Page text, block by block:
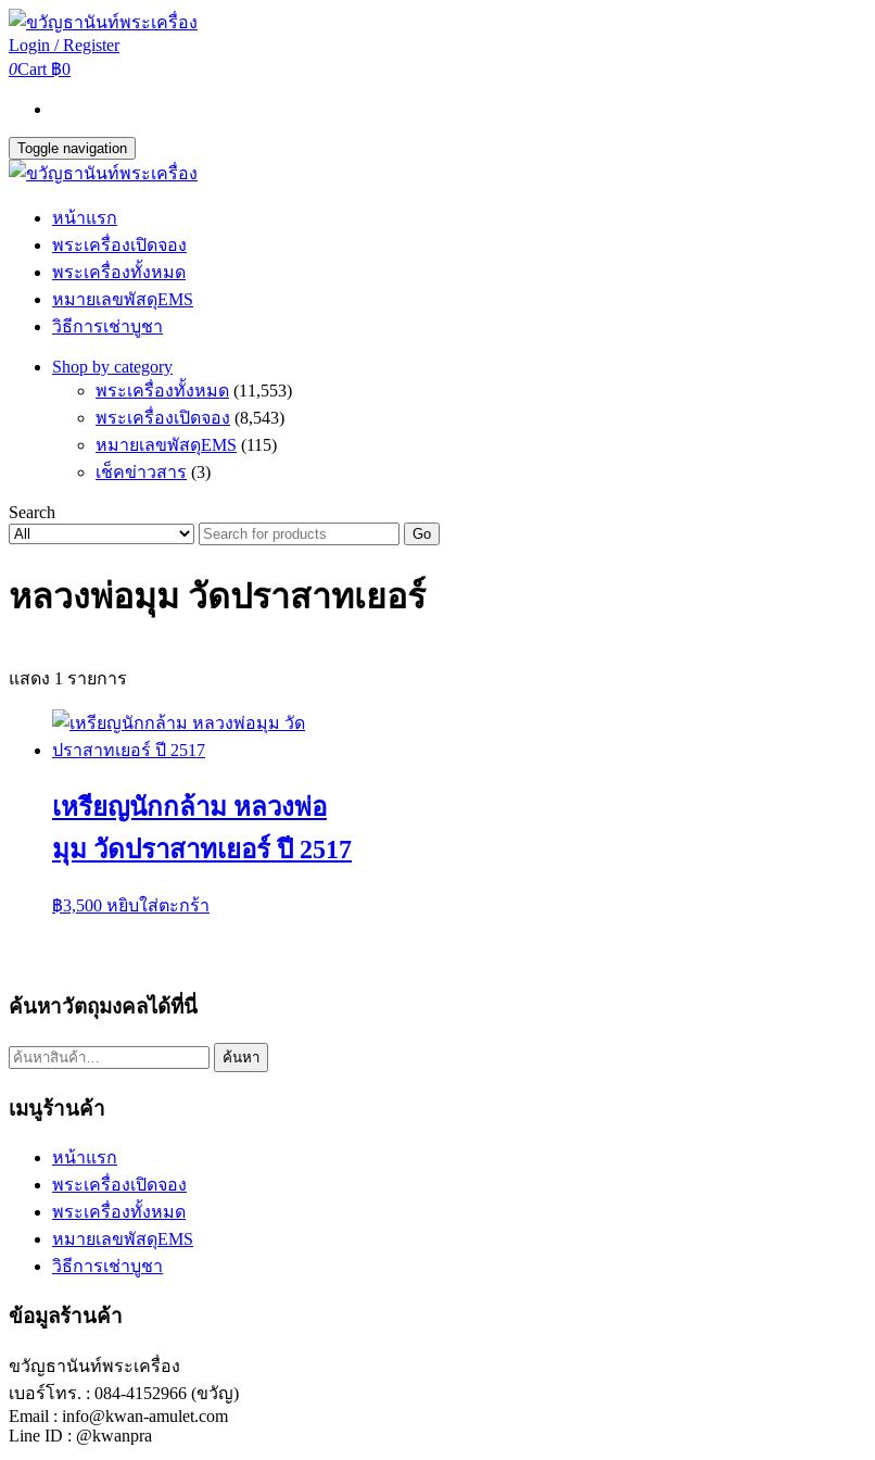
Login / Register
0Cart ฿0
Toggle navigation
หน้าแรก
พระเครื่องเปิดจอง
พระเครื่องทั้งหมด
หมายเลขพัสดุEMS
วิธีการเช่าบูชา
Shop by category
พระเครื่องทั้งหมด (11,553)
พระเครื่องเปิดจอง (8,543)
หมายเลขพัสดุEMS (115)
เช็คข่าวสาร (3)
Search
Go
หลวงพ่อมุม วัดปราสาทเยอร์
แสดง 1 รายการ
เหรียญนักกล้าม หลวงพ่อ
มุม วัดปราสาทเยอร์ ปี 2517
฿3,500 หยิบใส่ตะกร้า
ค้นหาวัตถุมงคลได้ที่นี่
ค้นหา: ค้นหา
เมนูร้านค้า
หน้าแรก
พระเครื่องเปิดจอง
พระเครื่องทั้งหมด
หมายเลขพัสดุEMS
วิธีการเช่าบูชา
ข้อมูลร้านค้า
ขวัญธานันท์พระเครื่อง
เบอร์โทร. : 084-4152966 (ขวัญ)
Email : info@kwan-amulet.com
Line ID : @kwanpra